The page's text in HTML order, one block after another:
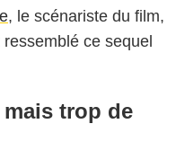
, le scénariste du film,
ce sequel
trop de